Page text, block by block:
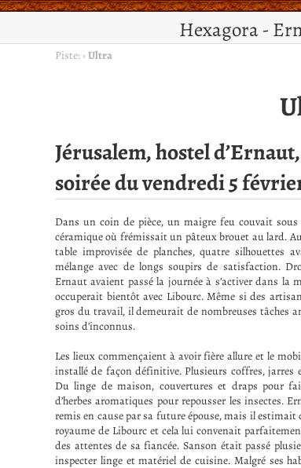
Hexagora -
Piste: › Ultra
Jérusalem, hostel
soirée du vendredi 5
Dans un coin de pièce, un maigre feu couvait sous
céramique où frémissait un pâteux brouet au lard.
table improvisée de planches, quatre silhouettes
mélange avec de longs soupirs de satisfaction.
Ernaut avaient passé la journée à s’activer dans la
occuperait bientôt avec Libourc. Même si des
gros du travail, il demeurait de nombreuses tâches
soins d’inconnus.
Les lieux commençaient à avoir fière allure et le
installé de façon définitive. Plusieurs coffres,
Du linge de maison, couvertures et draps pour
d’herbes aromatiques pour repousser les insectes.
remis en cause par sa future épouse, mais il estimait
royaume de Libourc et cela lui convenait
des attentes de sa fiancée. Sanson était passé
inspecter linge et matériel de cuisine. Malgré ses